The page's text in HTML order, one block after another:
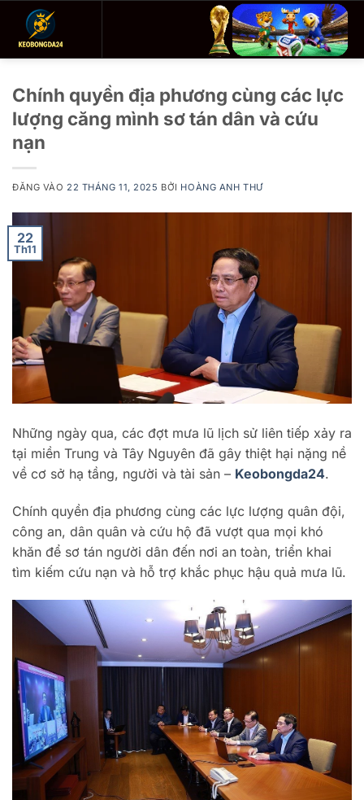
Chính quyền địa phương cùng các lực
lượng căng mình sơ tán dân và cứu
nạn
ĐĂNG VÀO22 THÁNG 11, 2025 BỞI HOÀNG ANH THƯ
22
Th11
Những ngày qua, các đợt mưa lũ lịch sử liên tiếp xảy ra
tại miền Trung và Tây Nguyên đã gây thiệt hại nặng nề
về cơ sở hạ tầng, người và tài sản – Keobongda24.
Chính quyền địa phương cùng các lực lượng quân đội,
công an, dân quân và cứu hộ đã vượt qua mọi khó
khăn để sơ tán người dân đến nơi an toàn, triển khai
tìm kiếm cứu nạn và hỗ trợ khắc phục hậu quả mưa lũ.